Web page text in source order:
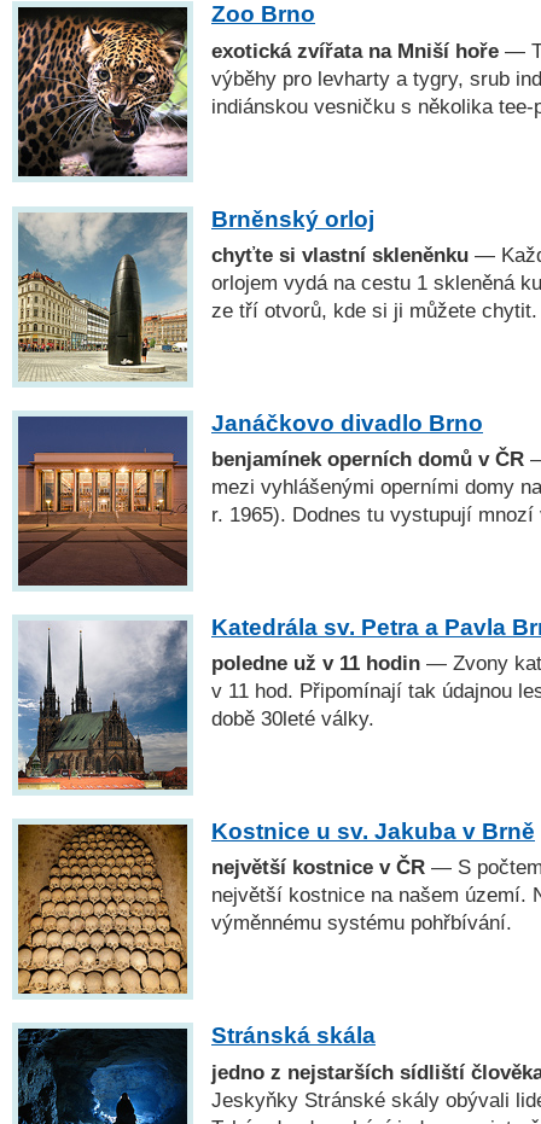
Zoo Brno
exotická zvířata na Mniší hoře —
výběhy pro levharty a tygry, srub
indiánskou vesničku s několika tee-
Brněnský orloj
chyťte si vlastní skleněnku —
orlojem vydá na cestu 1 skleněná
ze tří otvorů, kde si ji můžete chytit.
Janáčkovo divadlo Brno
benjamínek operních domů v ČR
mezi vyhlášenými operními domy
r. 1965). Dodnes tu vystupují
Katedrála sv. Petra a Pavla
poledne už v 11 hodin — Zvony
v 11 hod. Připomínají tak údajnou
době 30leté války.
Kostnice u sv. Jakuba v Brně
největší kostnice v ČR — S
největší kostnice na našem území.
výměnnému systému pohřbívání.
Stránská skála
jedno z nejstarších sídliští
Jeskyňky Stránské skály obývali